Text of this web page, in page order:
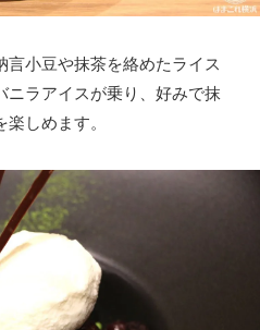
言小豆や抹茶を絡めたライス
ニラアイスが乗り、好みで抹
しめます。